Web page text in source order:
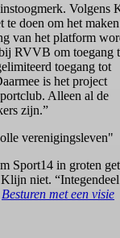
Volgens
doen om het
van het platform
RVVB om toegang
toegang tot
is het project
Alleen al de
zijn.”
verenigingsleven"
Sport14 in groten
niet.
Besturen met een visie